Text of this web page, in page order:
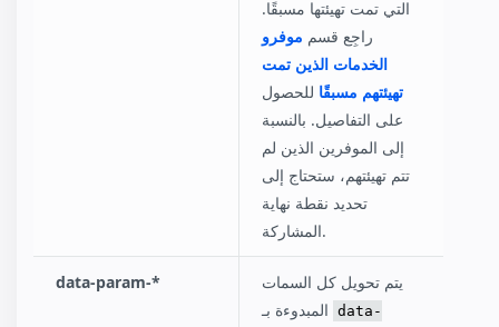
التي تمت تهيئتها مسبقًا.
راجِع قسم موفرو
الخدمات الذين تمت
تهيئتهم مسبقًا للحصول
على التفاصيل. بالنسبة
إلى الموفرين الذين لم
تتم تهيئتهم، ستحتاج إلى
تحديد نقطة نهاية
المشاركة.
data-param-*
يتم تحويل كل السمات
data-